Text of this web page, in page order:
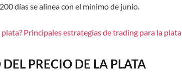
días se alinea con el mínimo de junio.
Principales estrategias de trading para la plata
PRECIO DE LA PLATA